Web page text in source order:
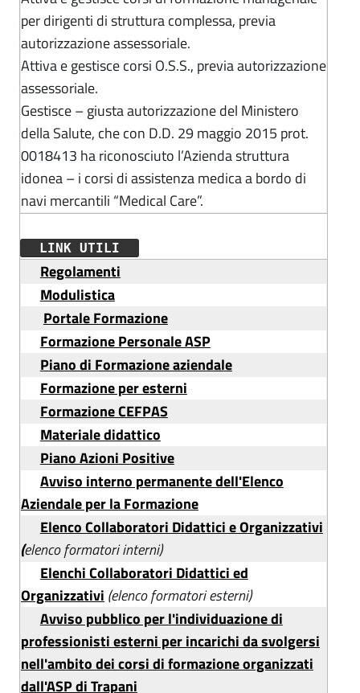
per dirigenti di struttura complessa, previa
autorizzazione assessoriale.
Attiva e gestisce corsi O.S.S., previa autorizzazione
assessoriale.
Gestisce – giusta autorizzazione del Ministero
della Salute, che con D.D. 29 maggio 2015 prot.
0018413 ha riconosciuto l’Azienda struttura
idonea – i corsi di assistenza medica a bordo di
navi mercantili “Medical Care”.
LINK UTILI
Regolamenti
Modulistica
Portale Formazione
Formazione Personale ASP
Piano di Formazione aziendale
Formazione per esterni
Formazione CEFPAS
Materiale didattico
Piano Azioni Positive
Avviso interno permanente dell'Elenco
Aziendale per la Formazione
Elenco Collaboratori Didattici e Organizzativi
(elenco formatori interni)
Elenchi Collaboratori Didattici ed
Organizzativi (elenco formatori esterni)
Avviso pubblico per l'individuazione di
professionisti esterni per incarichi da svolgersi
nell'ambito dei corsi di formazione organizzati
dall'ASP di Trapani